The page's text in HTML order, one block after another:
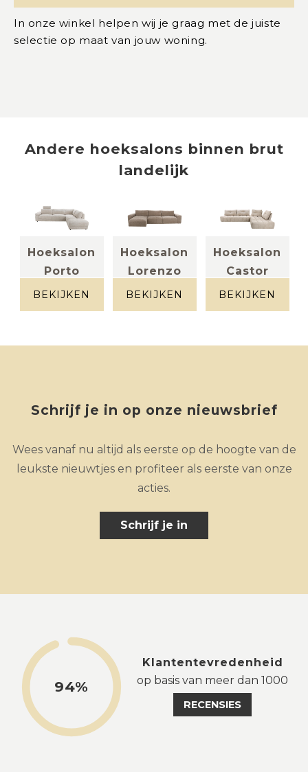
In onze winkel helpen wij je graag met de juiste
selectie op maat van jouw woning.
Andere hoeksalons binnen brut
landelijk
Hoeksalon
Porto
BEKIJKEN
Hoeksalon
Lorenzo
BEKIJKEN
Hoeksalon
Castor
BEKIJKEN
Schrijf je in op onze nieuwsbrief
Wees vanaf nu altijd als eerste op de hoogte van de
leukste nieuwtjes en profiteer als eerste van onze
acties.
Schrijf je in
94%
Klantentevredenheid
op basis van meer dan 1000
RECENSIES